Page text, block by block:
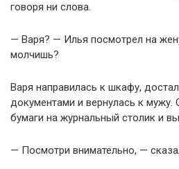
говоря ни слова.
— Варя? — Илья посмотрел на
молчишь?
Варя направилась к шкафу,
документами и вернулась к
бумаги на журнальный столик и
— Посмотри внимательно, —